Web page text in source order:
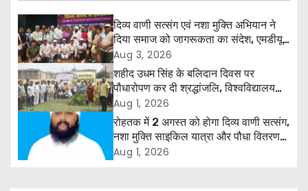
a
v
i
g
t
दिव्य वाणी सत्संग एवं नशा मुक्ति अभियान ने
दिया समाज को जागरूकता का संदेश, एमडीयू
रोहतक में हजारों लोगों ने लिया संकल्प
Aug 3, 2026
शहीद उधम सिंह के बलिदान दिवस पर
पौधारोपण कर दी श्रद्धांजलि, विश्वविद्यालय
और राजपत्रित अवकाश बहाल करने की उठी
मांग
Aug 1, 2026
रोहतक में 2 अगस्त को होगा दिव्य वाणी सत्संग,
नशा मुक्ति साइकिल यात्रा और पौधा वितरण
कार्यक्रम
Aug 1, 2026